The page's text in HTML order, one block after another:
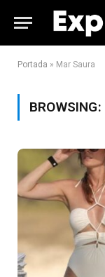
Portada » Mar Saura
BROWSING: